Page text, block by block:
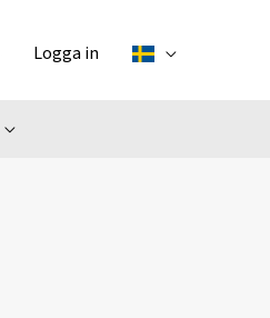
Logga in